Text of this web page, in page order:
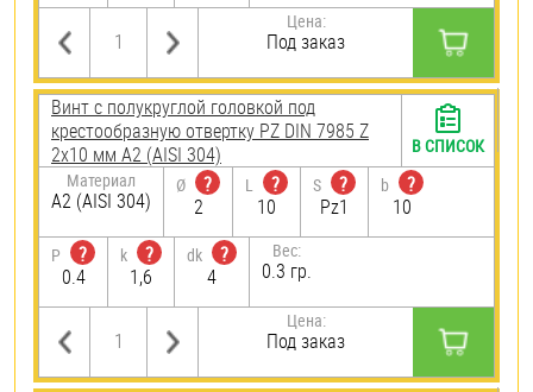
Цена:
Под заказ
Винт с полукруглой головкой под
крестообразную отвертку PZ DIN 7985 Z
2х10 мм А2 (AISI 304)
Материал
А2 (AISI 304)
Ø
?
2
L
?
10
S
?
Pz1
b
?
10
P
?
0.4
k
?
1,6
dk
?
4
Вес:
0.3 гр.
Цена:
Под заказ
В СПИСОК